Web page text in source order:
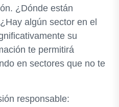
¿Dónde están
algún sector en el
su
te permitirá
en sectores que no te
responsable: